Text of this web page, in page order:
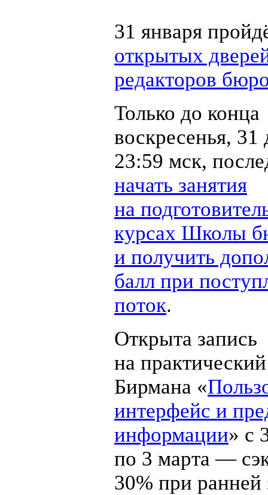
31 января
открытых
редакторов
Только до конца
воскресенья, 31
23:59 мск,
начать занятия
на
курсах Школы
и получить
балл при
поток.
Открыта запись
на
Бирмана «
интерфейс и
информации» с
по 3 марта —
30% при ранней